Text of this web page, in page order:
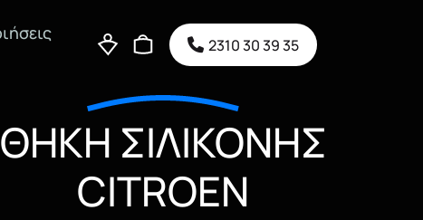
2310 30 39 35
ΘΗΚΗ ΣΙΛΙΚΟΝΗΣ
CITROEN